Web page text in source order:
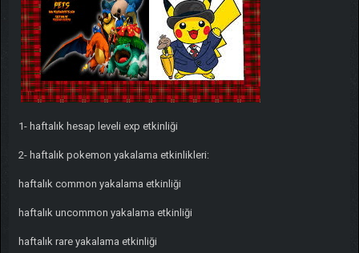
1- haftalık hesap leveli exp etkinliği
2- haftalık pokemon yakalama etkinlikleri:
haftalık common yakalama etkinliği
haftalık uncommon yakalama etkinliği
haftalık rare yakalama etkinliği